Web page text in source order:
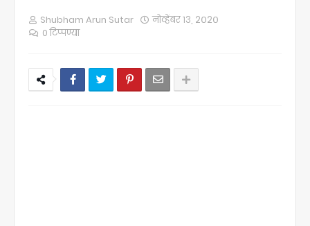
Shubham Arun Sutar
नोव्हेंबर १३, २०२०
0 टिप्पण्या